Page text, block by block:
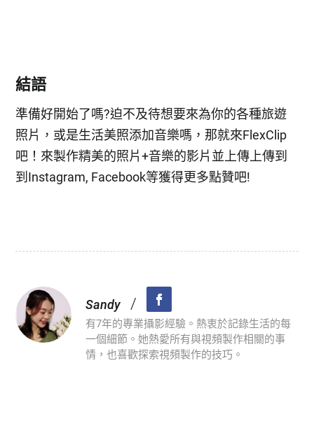
結語
準備好開始了嗎?迫不及待想要來為你的各種旅遊
照片，或是生活美照添加音樂嗎，那就來FlexClip
吧！來製作精美的照片+音樂的影片並上傳上傳到
到Instagram, Facebook等獲得更多點贊吧!
Sandy /
有7年的專業攝影經驗。熱衷於記錄生活的每
一個細節。她熱愛所有與視頻製作相關的事
情，也喜歡探索視頻製作的技巧。